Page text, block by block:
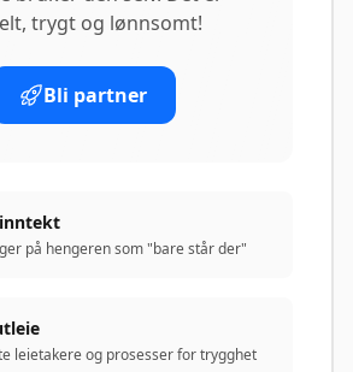
trygt og lønnsomt!
Bli partner
på hengeren som "bare står der"
leietakere og prosesser for trygghet